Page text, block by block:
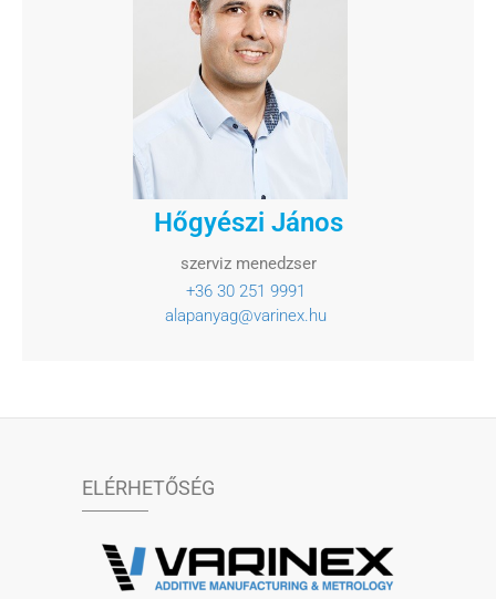
Hőgyészi János
szerviz menedzser
+36 30 251 9991
alapanyag@varinex.hu
ELÉRHETŐSÉG